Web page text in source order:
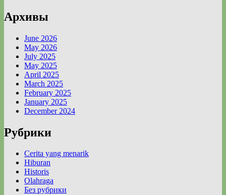
Архивы
June 2026
May 2026
July 2025
May 2025
April 2025
March 2025
February 2025
January 2025
December 2024
Рубрики
Cerita yang menarik
Hiburan
Historis
Olahraga
Без рубрики